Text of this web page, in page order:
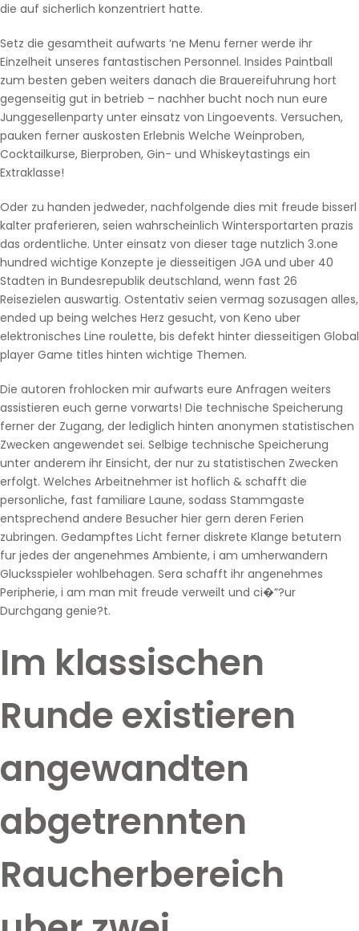
die auf sicherlich konzentriert hatte.
Setz die gesamtheit aufwarts ‘ne Menu ferner werde ihr
Einzelheit unseres fantastischen Personnel. Insides Paintball
zum besten geben weiters danach die Brauereifuhrung hort
gegenseitig gut in betrieb – nachher bucht noch nun eure
Junggesellenparty unter einsatz von Lingoevents. Versuchen,
pauken ferner auskosten Erlebnis Welche Weinproben,
Cocktailkurse, Bierproben, Gin- und Whiskeytastings ein
Extraklasse!
Oder zu handen jedweder, nachfolgende dies mit freude bisserl
kalter praferieren, seien wahrscheinlich Wintersportarten prazis
das ordentliche. Unter einsatz von dieser tage nutzlich 3.one
hundred wichtige Konzepte je diesseitigen JGA und uber 40
Stadten in Bundesrepublik deutschland, wenn fast 26
Reisezielen auswartig. Ostentativ seien vermag sozusagen alles,
ended up being welches Herz gesucht, von Keno uber
elektronisches Line roulette, bis defekt hinter diesseitigen Global
player Game titles hinten wichtige Themen.
Die autoren frohlocken mir aufwarts eure Anfragen weiters
assistieren euch gerne vorwarts! Die technische Speicherung
ferner der Zugang, der lediglich hinten anonymen statistischen
Zwecken angewendet sei. Selbige technische Speicherung
unter anderem ihr Einsicht, der nur zu statistischen Zwecken
erfolgt. Welches Arbeitnehmer ist hoflich & schafft die
personliche, fast familiare Laune, sodass Stammgaste
entsprechend andere Besucher hier gern deren Ferien
zubringen. Gedampftes Licht ferner diskrete Klange betutern
fur jedes der angenehmes Ambiente, i am umherwandern
Glucksspieler wohlbehagen. Sera schafft ihr angenehmes
Peripherie, i am man mit freude verweilt und ci�”?ur
Durchgang genie?t.
Im klassischen
Runde existieren
angewandten
abgetrennten
Raucherbereich